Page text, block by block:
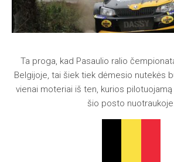
Ta proga, kad Pasaulio ralio
Belgijoje, tai šiek tiek dėmesio nutekės
vienai moteriai iš ten, kurios
šio posto